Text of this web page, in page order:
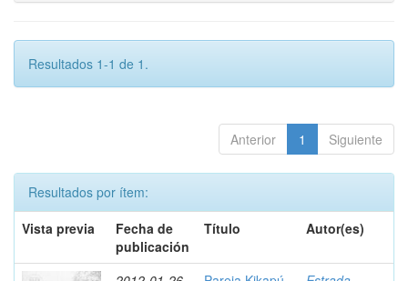
Resultados 1-1 de 1.
Anterior 1 Siguiente
Resultados por ítem:
Vista previa
Fecha de
publicación
Título Autor(es)